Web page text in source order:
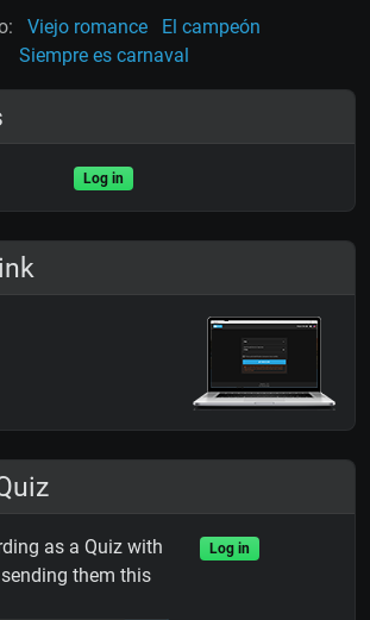
Viejo romance
El campeón
Siempre es carnaval
Log in
as a Quiz with
them this
Log in